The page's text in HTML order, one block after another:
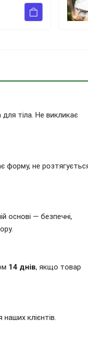
тіла. Не викликає
форму, не
основі — безпечні,
14 днів, якщо товар
наших клієнтів.